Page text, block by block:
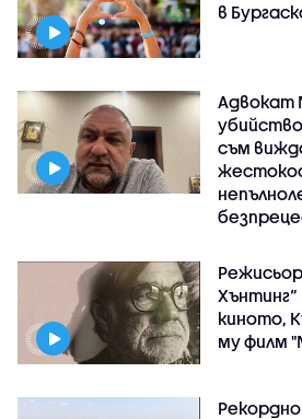
в
Адвокат
съм
Хънтинг“
киното,
му филм